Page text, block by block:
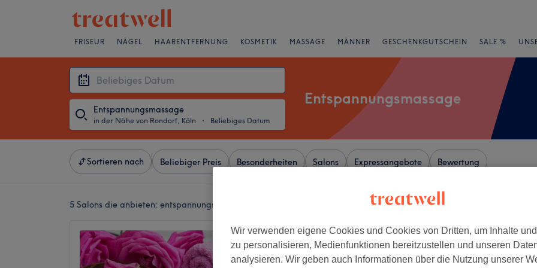
FRISEUR NÄGEL HAARENTFERNUNG KOSMETIK MASSAGE MÄNNER GESCHENKGUTSCHEIN SALE %
Entspannungsmassage
in der Nähe von Rondorf, Köln ・ Beliebiges Datum
Entspannungsmassage
Sortieren nach Beliebiger Preis Besonderheiten Salons Expressangebote Bewertung
5 Salons die anbieten: entspannungsmassagen in der Nähe von Rondorf, Köln
Lamai Thai-massage
4,8
145 Bewertungen
+
−
Wir verwenden eigene Cookies und Cookies von Dritten, um Inhalte
zu personalisieren, Medienfunktionen bereitzustellen und unseren
analysieren. Wir geben auch Informationen über die Nutzung unserer